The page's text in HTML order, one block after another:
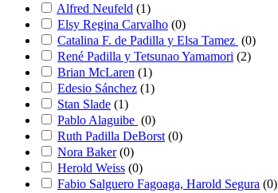
Alfred Neufeld (1)
Elsy Regina Carvalho (0)
Catalina F. de Padilla y Elsa Tamez (0)
René Padilla y Tetsunao Yamamori (2)
Brian McLaren (1)
Edesio Sánchez (1)
Stan Slade (1)
Pablo Alaguibe (0)
Ruth Padilla DeBorst (0)
Nora Baker (0)
Herold Weiss (0)
Fabio Salguero Fagoaga, Harold Segura (0)